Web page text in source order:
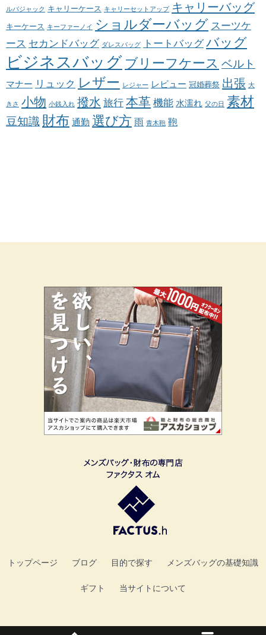
ルバジャック キャリーケース キャリーセットアップ キャリーバッグ
キーケース キーファーノイ ショルダーバッグ スーツケ
ース セカンドバッグ ダレスバッグ トートバッグ バッグ
ビジネスバッグ ブリーフケース ベルト
マナー リュック レザー レジャー レビュー 冠婚葬祭 出張 大
きさ 小物 小銭入れ 撥水 旅行 本革 機能 水濡れ 父の日 素材
豆知識 財布 通勤 選び方 雨 青木鞄 鞄
トップページ ブログ 目的で探す メンズバッグの基礎知識
ギフト 当サイトについて